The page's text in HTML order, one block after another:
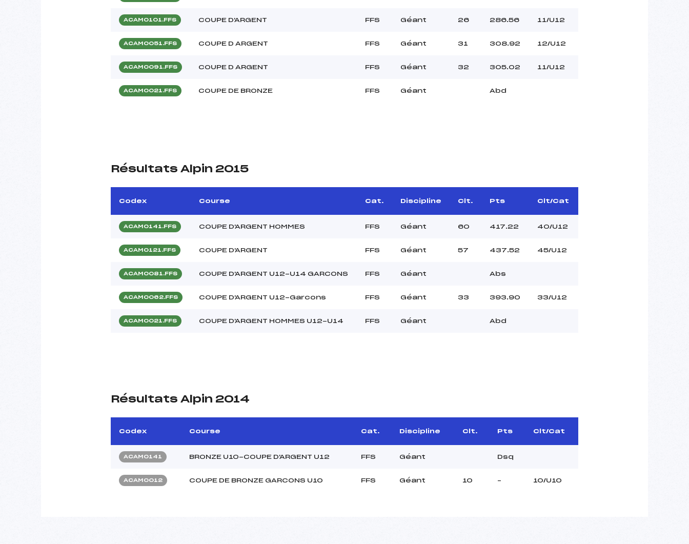
ACAM0101.FFS COUPE D'ARGENT FFS Géant 26 286.56 11/U12
ACAM0051.FFS COUPE D ARGENT FFS Géant 31 308.92 12/U12
ACAM0091.FFS COUPE D ARGENT FFS Géant 32 305.02 11/U12
ACAM0021.FFS COUPE DE BRONZE FFS Géant Abd
Résultats Alpin 2015
Codex Course Cat. Discipline Clt. Pts Clt/Cat
ACAM0141.FFS COUPE D'ARGENT HOMMES FFS Géant 60 417.22 40/U12
ACAM0121.FFS COUPE D'ARGENT FFS Géant 57 437.52 45/U12
ACAM0081.FFS COUPE D'ARGENT U12-U14 GARCONS FFS Géant Abs
ACAM0062.FFS COUPE D'ARGENT U12-Garcons FFS Géant 33 393.90 33/U12
ACAM0021.FFS COUPE D'ARGENT HOMMES U12-U14 FFS Géant Abd
Résultats Alpin 2014
Codex Course Cat. Discipline Clt. Pts Clt/Cat
ACAM0141 BRONZE U10-COUPE D'ARGENT U12 FFS Géant Dsq
ACAM0012 COUPE DE BRONZE GARCONS U10 FFS Géant 10 – 10/U10